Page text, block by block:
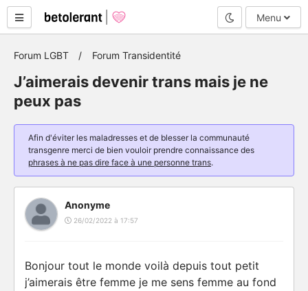
Mode nuit
Menu
Forum LGBT Forum Transidentité
J’aimerais devenir trans mais je ne
peux pas
Afin d'éviter les maladresses et de blesser la communauté
transgenre merci de bien vouloir prendre connaissance des
phrases à ne pas dire face à une personne trans.
Anonyme
26/02/2022 à 17:57
Bonjour tout le monde voilà depuis tout petit
j’aimerais être femme je me sens femme au fond